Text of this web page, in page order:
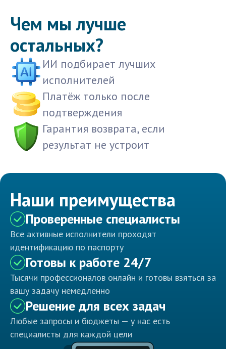
Чем мы лучше
остальных?
ИИ подбирает лучших
исполнителей
Платёж только после
подтверждения
Гарантия возврата, если
результат не устроит
Наши преимущества
Проверенные специалисты
Все активные исполнители проходят
идентификацию по паспорту
Готовы к работе 24/7
Тысячи профессионалов онлайн и готовы взяться за
вашу задачу немедленно
Решение для всех задач
Любые запросы и бюджеты — у нас есть
специалисты для каждой цели